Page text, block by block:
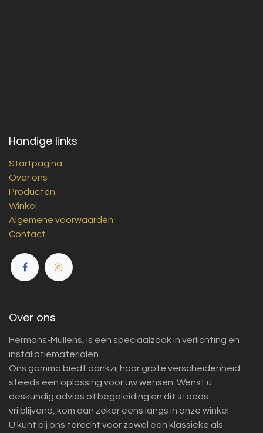
Handige links
Startpagina
Over ons
Producten
Winkel
Algemene voorwaarden
Contact
Over ons
Hermans-Mullens, is een speciaalzaak in verlichting en
installatiematerialen.
Ons gamma biedt dankzij haar grote verscheidenheid
steeds een oplossing voor uw wensen. Wenst u
deskundig advies of begeleiding en dit steeds
vrijblijvend, kom dan zeker eens langs in onze winkel.
U kunt bij ons terecht voor zowel een klassieke als